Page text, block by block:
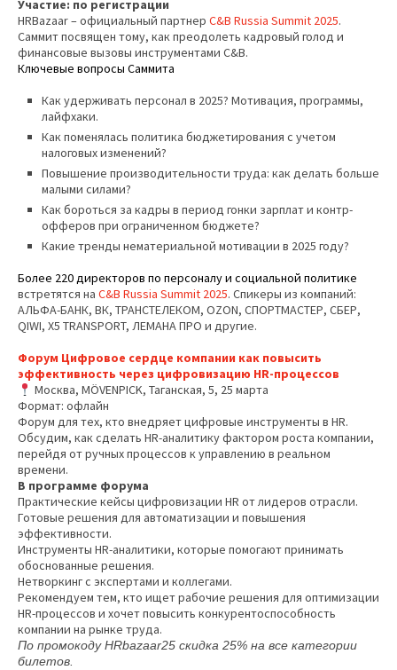
Участие: по регистрации
HRBazaar – официальный партнер C&B Russia Summit 2025.
Саммит посвящен тому, как преодолеть кадровый голод и
финансовые вызовы инструментами C&B.
Ключевые вопросы Саммита
Как удерживать персонал в 2025? Мотивация, программы,
лайфхаки.
Как поменялась политика бюджетирования с учетом
налоговых изменений?
Повышение производительности труда: как делать больше
малыми силами?
Как бороться за кадры в период гонки зарплат и контр-
офферов при ограниченном бюджете?
Какие тренды нематериальной мотивации в 2025 году?
Более 220 директоров по персоналу и социальной политике
встретятся на C&B Russia Summit 2025. Спикеры из компаний:
АЛЬФА-БАНК, ВК, ТРАНСТЕЛЕКОМ, OZON, СПОРТМАСТЕР, СБЕР,
QIWI, X5 TRANSPORT, ЛЕМАНА ПРО и другие.
Форум Цифровое сердце компании как повысить
эффективность через цифровизацию HR-процессов
Москва, MÖVENPICK, Таганская, 5, 25 марта
Формат: офлайн
Форум для тех, кто внедряет цифровые инструменты в HR.
Обсудим, как сделать HR-аналитику фактором роста компании,
перейдя от ручных процессов к управлению в реальном
времени.
В программе форума
Практические кейсы цифровизации HR от лидеров отрасли.
Готовые решения для автоматизации и повышения
эффективности.
Инструменты HR-аналитики, которые помогают принимать
обоснованные решения.
Нетворкинг с экспертами и коллегами.
Рекомендуем тем, кто ищет рабочие решения для оптимизации
HR-процессов и хочет повысить конкурентоспособность
компании на рынке труда.
По промокоду HRbazaar25 скидка 25% на все категории
билетов.